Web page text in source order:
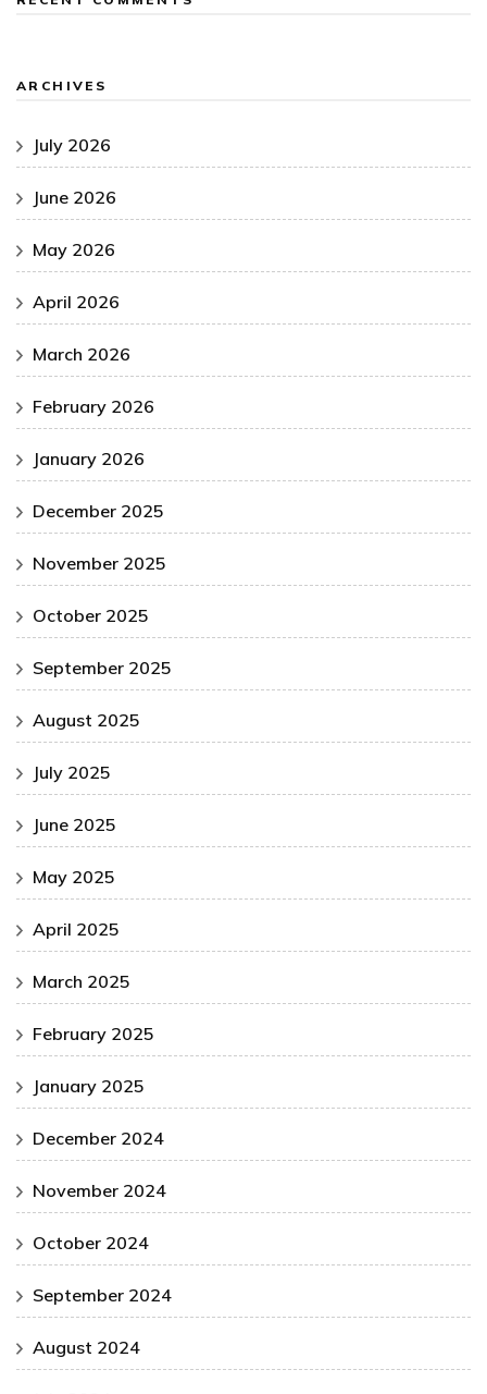
ARCHIVES
July 2026
June 2026
May 2026
April 2026
March 2026
February 2026
January 2026
December 2025
November 2025
October 2025
September 2025
August 2025
July 2025
June 2025
May 2025
April 2025
March 2025
February 2025
January 2025
December 2024
November 2024
October 2024
September 2024
August 2024